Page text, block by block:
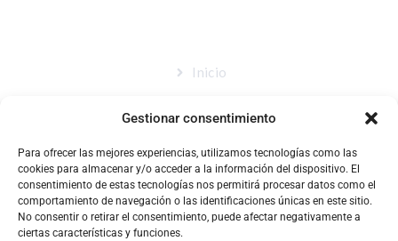
Gestionar consentimiento
Para ofrecer las mejores experiencias, utilizamos tecnologías como las
cookies para almacenar y/o acceder a la información del dispositivo. El
consentimiento de estas tecnologías nos permitirá procesar datos como el
comportamiento de navegación o las identificaciones únicas en este sitio.
No consentir o retirar el consentimiento, puede afectar negativamente a
ciertas características y funciones.
Inicio
Catálogo
Blog
Contacto